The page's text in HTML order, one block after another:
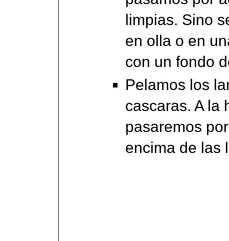
limpias. Sino
en olla o en
con un fondo
Pelamos los
cascaras. A la
pasaremos
encima de las